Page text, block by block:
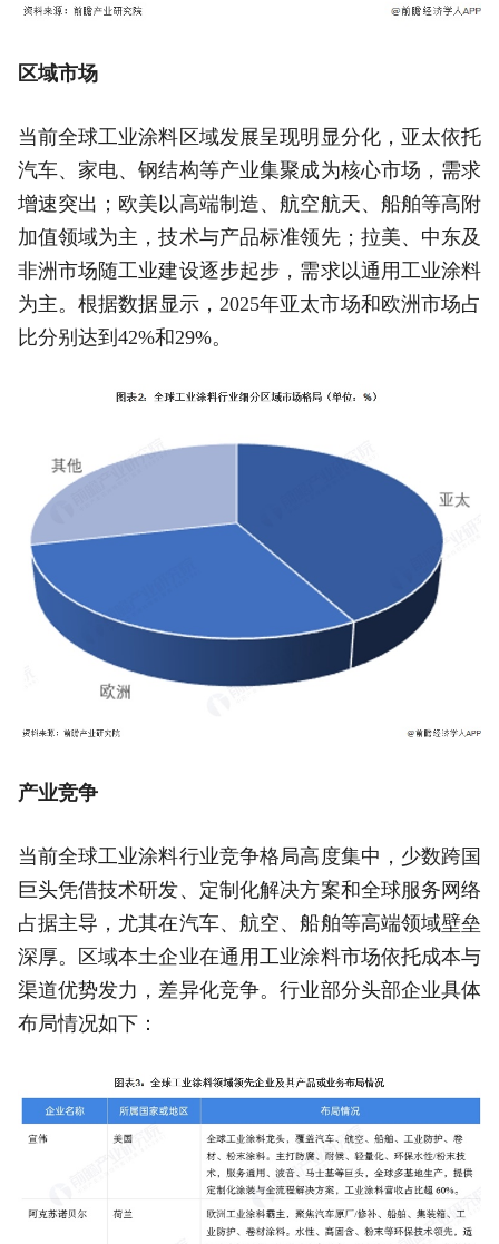
区域市场
当前全球工业涂料区域发展呈现明显分化，亚太依托
汽车、家电、钢结构等产业集聚成为核心市场，需求
增速突出；欧美以高端制造、航空航天、船舶等高附
加值领域为主，技术与产品标准领先；拉美、中东及
非洲市场随工业建设逐步起步，需求以通用工业涂料
为主。根据数据显示，2025年亚太市场和欧洲市场占
比分别达到42%和29%。
产业竞争
当前全球工业涂料行业竞争格局高度集中，少数跨国
巨头凭借技术研发、定制化解决方案和全球服务网络
占据主导，尤其在汽车、航空、船舶等高端领域壁垒
深厚。区域本土企业在通用工业涂料市场依托成本与
渠道优势发力，差异化竞争。行业部分头部企业具体
布局情况如下：